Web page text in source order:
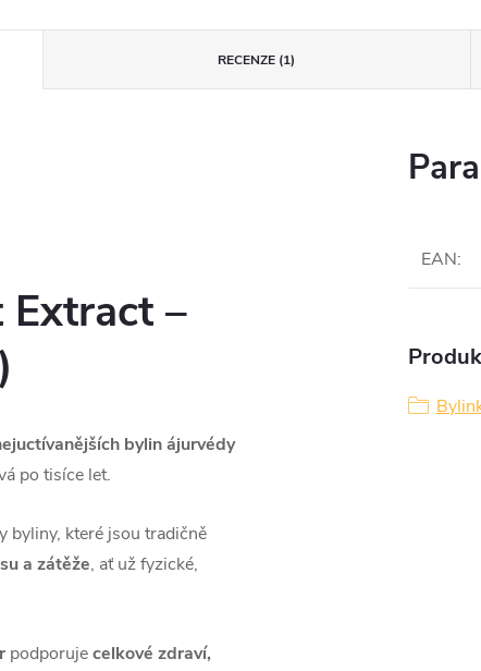
RECENZE (1)
–
bylin ájurvédy
po tisíce let.
byliny, které jsou tradičně
a zátěže, ať už fyzické,
podporujecelkové zdraví,
EAN: